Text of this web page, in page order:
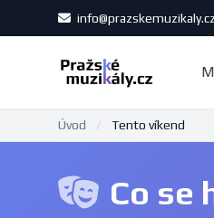
info@prazskemuzikaly.cz
Úvod / Tento víkend
Co se